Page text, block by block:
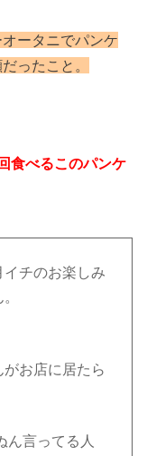
ータニでパンケ
ったこと。
食べるこのパンケ
チのお楽しみ
お店に居たら
ん言ってる人